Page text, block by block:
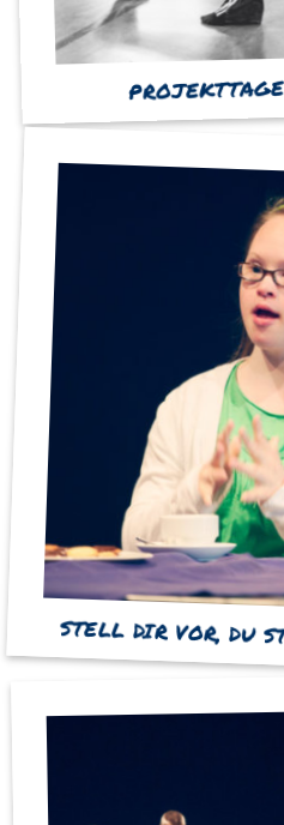
STELL DIR VOR, DU